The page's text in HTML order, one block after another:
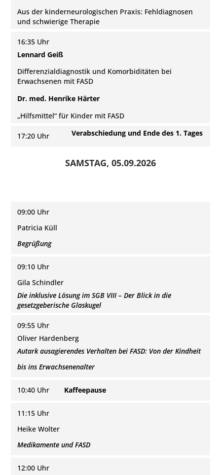
Aus der kinderneurologischen Praxis: Fehldiagnosen
und schwierige Therapie
16:35 Uhr
Lennard Geiß
Differenzialdiagnostik und Komorbiditäten bei
Erwachsenen mit FASD
Dr. med. Henrike Härter
„Hilfsmittel“ für Kinder mit FASD
17:20 Uhr Verabschiedung und Ende des 1. Tages
SAMSTAG, 05.09.2026
09:00 Uhr
Patricia Küll
Begrüßung
09:10 Uhr
Gila Schindler
Die inklusive Lösung im SGB VIII – Der Blick in die
gesetzgeberische Glaskugel
09:55 Uhr
Oliver Hardenberg
Autark ausagierendes Verhalten bei FASD: Von der Kindheit
bis ins Erwachsenenalter
10:40 Uhr Kaffeepause
11:15 Uhr
Heike Wolter
Medikamente und FASD
12:00 Uhr